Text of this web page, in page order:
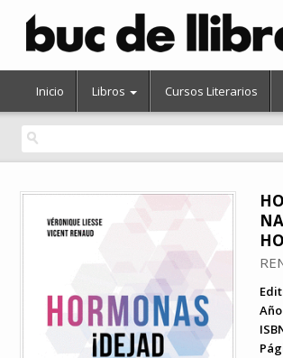
Inicio Libros Cursos Literarios